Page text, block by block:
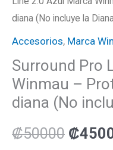
diana (No incluye la
Accesorios, Marca
Surround Pro
Winmau –
diana (No
₡50000 ₡
la
Diana)